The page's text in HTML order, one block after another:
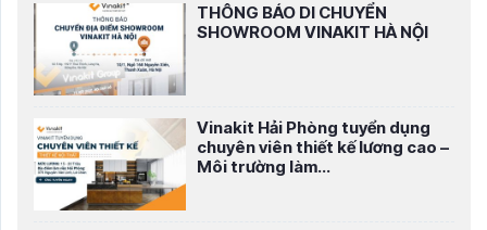
THÔNG BÁO DI CHUYỂN
SHOWROOM VINAKIT HÀ NỘI
Vinakit Hải Phòng tuyển dụng
chuyên viên thiết kế lương cao –
Môi trường làm...